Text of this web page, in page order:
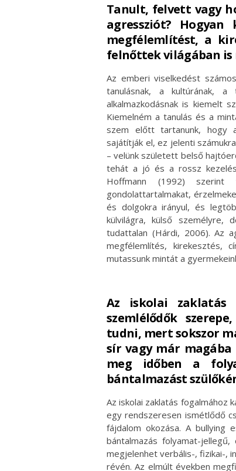
Tanult, felvett vagy
agressziót? Hogyan
megfélemlítést, a
felnőttek világában is
Az emberi viselkedést
tanulásnak, a kultúrának,
alkalmazkodásnak is kiemelt
Kiemelném a tanulás és a
szem előtt tartanunk, hogy
sajátítják el, ez jelenti
– velünk született belső
tehát a jó és a rossz
Hoffmann (1992) szerint
gondolattartalmakat,
és dolgokra irányul, és
külvilágra, külső
tudattalan (Hárdi, 2006). Az
megfélemlítés, kirekesztés,
mutassunk mintát a
Az iskolai
szemlélődők
tudni, mert sokszor
sír vagy már
meg időben a
bántalmazást
Az iskolai zaklatás fogalmához
egy rendszeresen ismétlődő
fájdalom okozása. A bullying
bántalmazás folyamat-
megjelenhet verbális-, fizikai-,
révén. Az elmúlt években